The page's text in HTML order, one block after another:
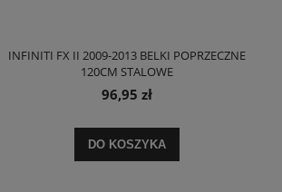
INFINITI FX II 2009-2013 BELKI POPRZECZNE
120CM STALOWE
96,95 zł
DO KOSZYKA